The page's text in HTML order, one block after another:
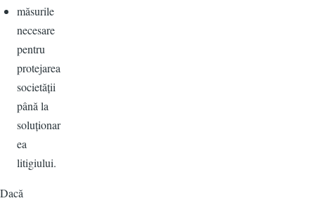
măsurile
necesare
pentru
protejarea
societății
până la
soluționar
ea
litigiului.
Dacă